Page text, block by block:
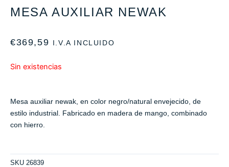
MESA AUXILIAR NEWAK
€369,59 I.V.A INCLUIDO
Sin existencias
Mesa auxiliar newak, en color negro/natural envejecido, de
estilo industrial. Fabricado en madera de mango, combinado
con hierro.
SKU 26839